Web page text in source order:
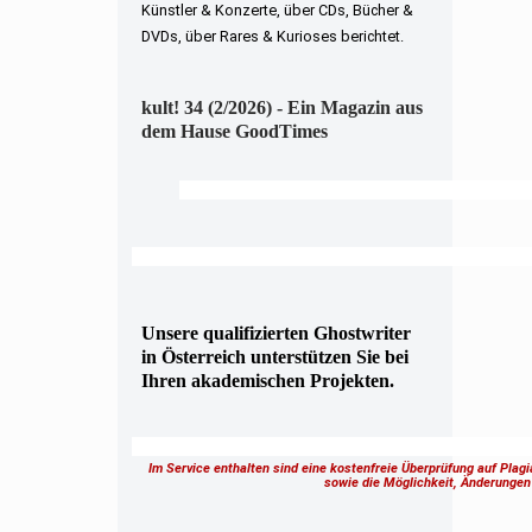
Künstler & Konzerte, über CDs, Bücher &
DVDs, über Rares & Kurioses berichtet.
kult! 34 (2/2026) - Ein Magazin aus
dem Hause GoodTimes
Unsere qualifizierten Ghostwriter
in Österreich unterstützen Sie bei
Ihren akademischen Projekten.
Im Service enthalten sind eine kostenfreie Überprüfung auf
sowie die Möglichkeit,